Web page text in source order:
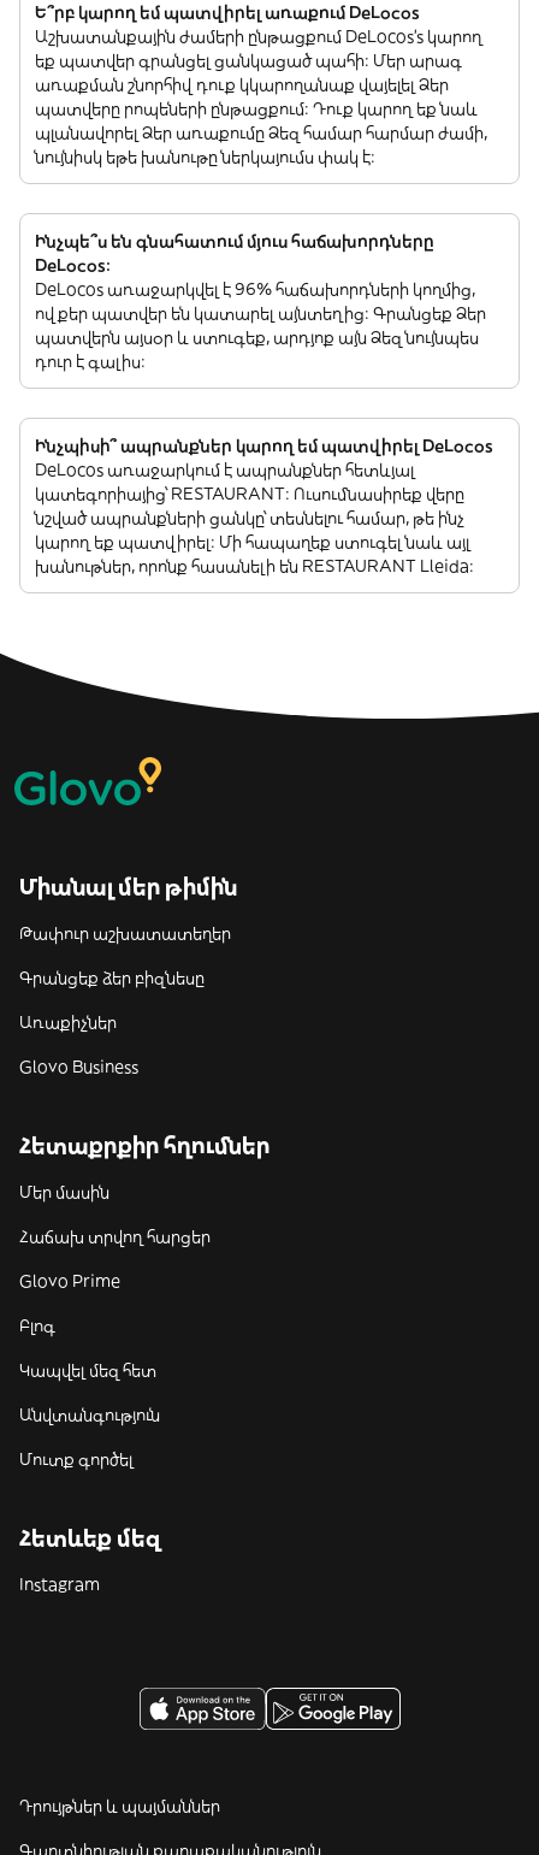
Ե՞րբ կարող եմ պատվիրել առաքում DeLocos
Աշխատանքային ժամերի ընթացքում DeLocos’s կարող
եք պատվեր գրանցել ցանկացած պահի: Մեր արագ
առաքման շնորհիվ դուք կկարողանաք վայելել Ձեր
պատվերը րոպեների ընթացքում: Դուք կարող եք նաև
պլանավորել Ձեր առաքումը Ձեզ համար հարմար ժամի,
նույնիսկ եթե խանութը ներկայումս փակ է:
Ինչպե՞ս են գնահատում մյուս հաճախորդները
DeLocos:
DeLocos առաջարկվել է 96% հաճախորդների կողմից,
ովքեր պատվեր են կատարել այնտեղից: Գրանցեք Ձեր
պատվերն այսօր և ստուգեք, արդյոք այն Ձեզ նույնպես
դուր է գալիս:
Ինչպիսի՞ ապրանքներ կարող եմ պատվիրել DeLocos
DeLocos առաջարկում է ապրանքներ հետևյալ
կատեգորիայից՝ RESTAURANT: Ուսումնասիրեք վերը
նշված ապրանքների ցանկը՝ տեսնելու համար, թե ինչ
կարող եք պատվիրել: Մի հապաղեք ստուգել նաև այլ
խանութներ, որոնք հասանելի են RESTAURANT Lleida:
Միանալ մեր թիմին
Թափուր աշխատատեղեր
Գրանցեք ձեր բիզնեսը
Առաքիչներ
Glovo Business
Հետաքրքիր հղումներ
Մեր մասին
Հաճախ տրվող հարցեր
Glovo Prime
Բլոգ
Կապվել մեզ հետ
Անվտանգություն
Մուտք գործել
Հետևեք մեզ
Instagram
Դրույթներ և պայմաններ
Գաղտնիության քաղաքականություն